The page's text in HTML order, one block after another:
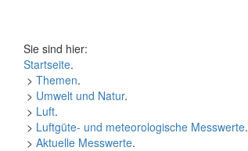
Sie sind hier:
Startseite.
> Themen.
> Umwelt und Natur.
> Luft.
> Luftgüte- und meteorologische Messwerte.
> Aktuelle Messwerte.